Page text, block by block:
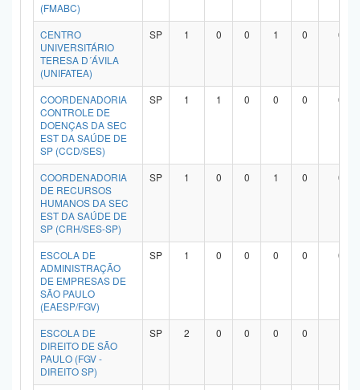
(FMABC)
CENTRO
UNIVERSITÁRIO
TERESA D´ÁVILA
(UNIFATEA)
SP 1 0 0 1 0 0
COORDENADORIA
CONTROLE DE
DOENÇAS DA SEC
EST DA SAÚDE DE
SP (CCD/SES)
SP 1 1 0 0 0 0
COORDENADORIA
DE RECURSOS
HUMANOS DA SEC
EST DA SAÚDE DE
SP (CRH/SES-SP)
SP 1 0 0 1 0 0
ESCOLA DE
ADMINISTRAÇÃO
DE EMPRESAS DE
SÃO PAULO
(EAESP/FGV)
SP 1 0 0 0 0 0
ESCOLA DE
DIREITO DE SÃO
PAULO (FGV -
DIREITO SP)
SP 2 0 0 0 0